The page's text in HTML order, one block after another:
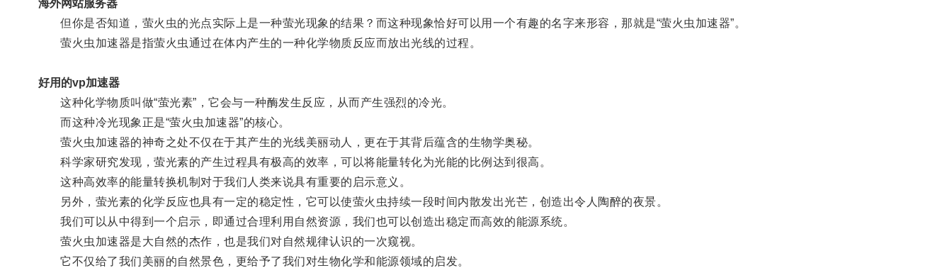
海外网站服务器
但你是否知道，萤火虫的光点实际上是一种萤光现象的结果？而这种现象恰好可以用一个有趣的名字来形容，那就是“萤火虫加速器”。
萤火虫加速器是指萤火虫通过在体内产生的一种化学物质反应而放出光线的过程。
好用的vp加速器
这种化学物质叫做“萤光素”，它会与一种酶发生反应，从而产生强烈的冷光。
而这种冷光现象正是“萤火虫加速器”的核心。
萤火虫加速器的神奇之处不仅在于其产生的光线美丽动人，更在于其背后蕴含的生物学奥秘。
科学家研究发现，萤光素的产生过程具有极高的效率，可以将能量转化为光能的比例达到很高。
这种高效率的能量转换机制对于我们人类来说具有重要的启示意义。
另外，萤光素的化学反应也具有一定的稳定性，它可以使萤火虫持续一段时间内散发出光芒，创造出令人陶醉的夜景。
我们可以从中得到一个启示，即通过合理利用自然资源，我们也可以创造出稳定而高效的能源系统。
萤火虫加速器是大自然的杰作，也是我们对自然规律认识的一次窥视。
它不仅给了我们美丽的自然景色，更给予了我们对生物化学和能源领域的启发。